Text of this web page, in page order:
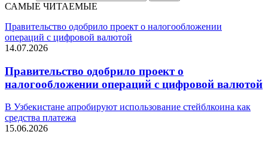
САМЫЕ ЧИТАЕМЫЕ
Правительство одобрило проект о налогообложении
операций с цифровой валютой
14.07.2026
Правительство одобрило проект о
налогообложении операций с цифровой валютой
В Узбекистане апробируют использование стейблкоина как
средства платежа
15.06.2026